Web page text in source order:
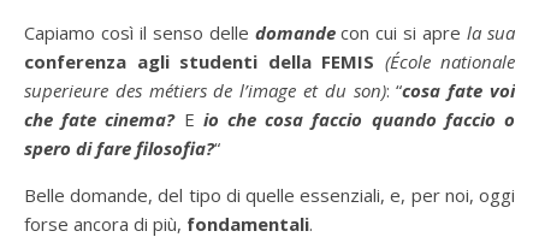
Capiamo così il senso delle domandecon cui si aprela sua
conferenza agli studenti della FEMIS (École nationale
superieure des métiers de l’image et du son): “cosa fate voi
che fate cinema?E io che cosa faccio quando faccio o
spero di fare filosofia?“
Belle domande, del tipo di quelle essenziali, e, per noi, oggi
forse ancora di più, fondamentali.